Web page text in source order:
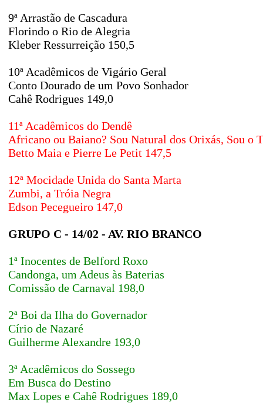
9ª Arrastão de Cascadura
Florindo o Rio de Alegria
Kleber Ressurreição 150,5
10ª Acadêmicos de Vigário Geral
Conto Dourado de um Povo Sonhador
Cahê Rodrigues 149,0
11ª Acadêmicos do Dendê
Africano ou Baiano? Sou Natural dos Orixás, Sou o
Betto Maia e Pierre Le Petit 147,5
12ª Mocidade Unida do Santa Marta
Zumbi, a Tróia Negra
Edson Pecegueiro 147,0
GRUPO C - 14/02 - AV. RIO BRANCO
1ª Inocentes de Belford Roxo
Candonga, um Adeus às Baterias
Comissão de Carnaval 198,0
2ª Boi da Ilha do Governador
Círio de Nazaré
Guilherme Alexandre 193,0
3ª Acadêmicos do Sossego
Em Busca do Destino
Max Lopes e Cahê Rodrigues 189,0